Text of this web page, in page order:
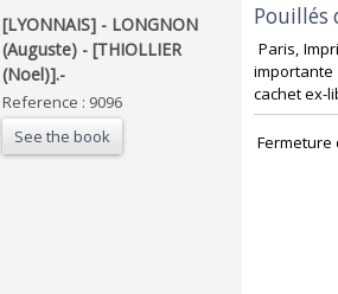
‎[LYONNAIS] - LONGNON
(Auguste) - [THIOLLIER
(Noel)].-‎
Reference : 9096
See the book
‎Pouillés
Paris,
cachet ex-